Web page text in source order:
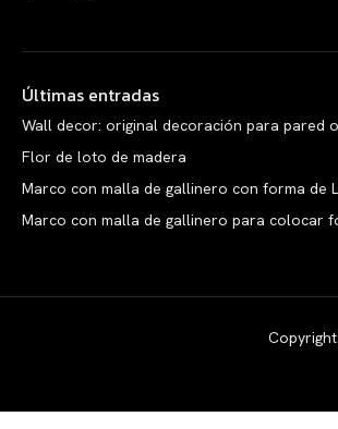
Últimas entradas
Wall decor: original decoración para pared
Flor de loto de madera
Marco con malla de gallinero con forma de L
Marco con malla de gallinero para colocar